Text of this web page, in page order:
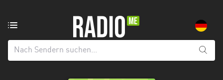
aus:
Alle